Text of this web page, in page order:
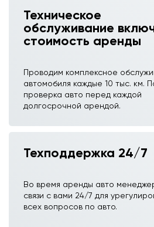
Техническое
обслуживание
стоимость аренды
Проводим комплексное
автомобиля каждые 10 тыс. км.
проверка авто перед каждой
долгосрочной арендой.
Техподдержка 24/7
Во время аренды авто
связи с вами 24/7 для
всех вопросов по авто.